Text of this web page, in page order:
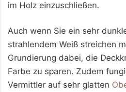
im Holz einzuschließen.
Auch wenn Sie ein sehr
strahlendem Weiß streichen
Grundierung dabei, die
Farbe zu sparen. Zudem
Vermittler auf sehr glatten